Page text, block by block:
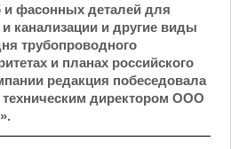
и фасонных деталей для
канализации и другие виды
трубопроводного
и планах российского
редакция побеседовала
директором ООО